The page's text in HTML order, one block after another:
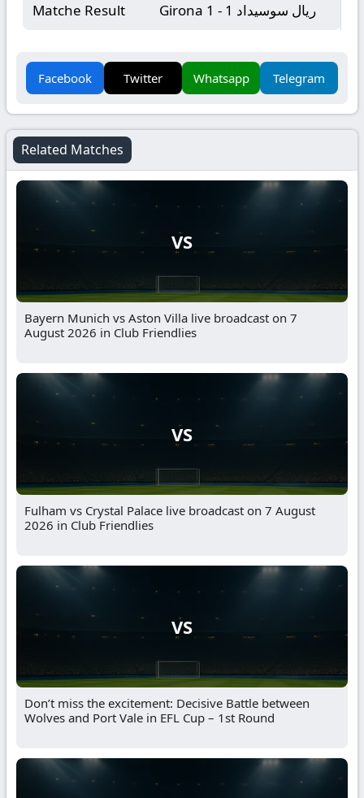
Matche Result Girona 1 - 1 ريال سوسيداد
Facebook Twitter Whatsapp Telegram
Related Matches
VS
Bayern Munich vs Aston Villa live broadcast on 7
August 2026 in Club Friendlies
VS
Fulham vs Crystal Palace live broadcast on 7 August
2026 in Club Friendlies
VS
Don’t miss the excitement: Decisive Battle between
Wolves and Port Vale in EFL Cup – 1st Round